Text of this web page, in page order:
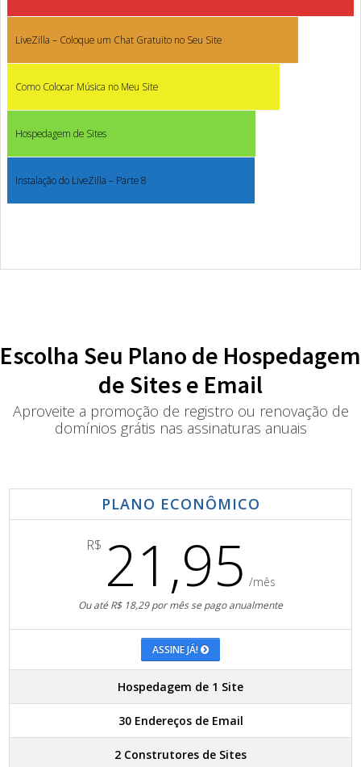
LiveZilla – Coloque um Chat Gratuito no Seu Site
Como Colocar Música no Meu Site
Hospedagem de Sites
Instalação do LiveZilla – Parte 8
Escolha Seu Plano de Hospedagem
de Sites e Email
Aproveite a promoção de registro ou renovação de
domínios grátis nas assinaturas anuais
PLANO ECONÔMICO
R$ 21,95 /mês
Ou até R$ 18,29 por mês se pago anualmente
ASSINE JÁ!
Hospedagem de 1 Site
30 Endereços de Email
2 Construtores de Sites